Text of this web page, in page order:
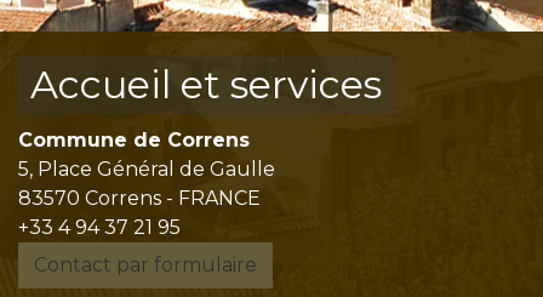
Accueil et services
Commune de Correns
5, Place Général de Gaulle
83570 Correns - FRANCE
+33 4 94 37 21 95
Contact par formulaire